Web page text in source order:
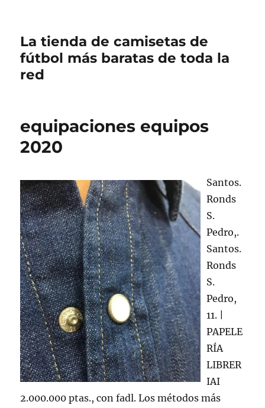
La tienda de camisetas de
fútbol más baratas de toda la
red
equipaciones equipos
2020
Santos.
Ronds
S.
Pedro,.
Santos.
Ronds
S.
Pedro,
11. |
PAPELE
RÍA
LIBRER
IAI
2.000.000 ptas., con fadl. Los métodos más